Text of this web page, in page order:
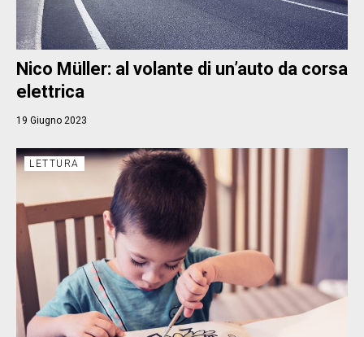
Nico Müller: al volante di un’auto da corsa
elettrica
19 Giugno 2023
LETTURA